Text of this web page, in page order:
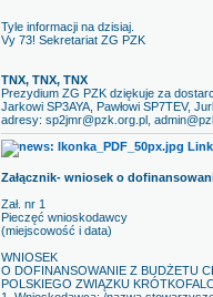
Tyle informacji na dzisiaj.
Vy 73! Sekretariat ZG PZK
TNX, TNX, TNX
Prezydium ZG PZK dziękuje za
Jarkowi SP3AYA, Pawłowi SP7TEV,
adresy: sp2jmr@pzk.org.pl,
Załącznik- wniosek o
Zał. nr 1
Pieczęć wnioskodawcy
(miejscowość i data)
WNIOSEK
O DOFINANSOWANIE Z BUDŻETU
POLSKIEGO ZWIĄZKU